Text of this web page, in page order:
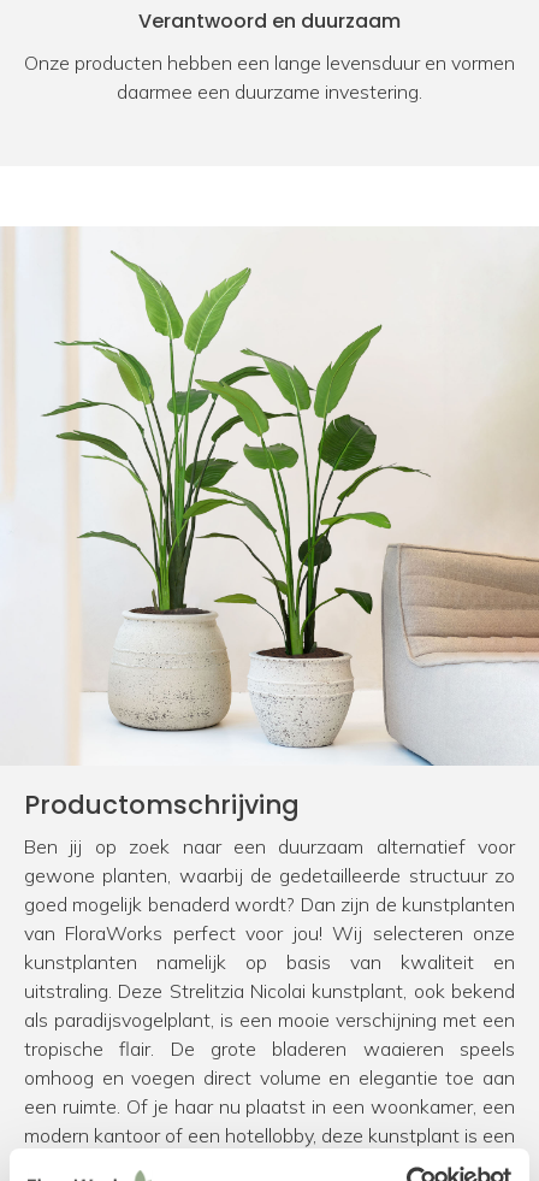
Verantwoord en duurzaam
Onze producten hebben een lange levensduur en vormen
daarmee een duurzame investering.
Productomschrijving
Ben jij op zoek naar een duurzaam alternatief voor
gewone planten, waarbij de gedetailleerde structuur zo
goed mogelijk benaderd wordt? Dan zijn de kunstplanten
van FloraWorks perfect voor jou! Wij selecteren onze
kunstplanten namelijk op basis van kwaliteit en
uitstraling. Deze Strelitzia Nicolai kunstplant, ook bekend
als paradijsvogelplant, is een mooie verschijning met een
tropische flair. De grote bladeren waaieren speels
omhoog en voegen direct volume en elegantie toe aan
een ruimte. Of je haar nu plaatst in een woonkamer, een
modern kantoor of een hotellobby, deze kunstplant is een
ware blikvanger.